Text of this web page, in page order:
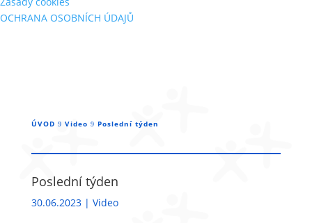
OCHRANA OSOBNÍCH ÚDAJŮ
ÚVOD 9 Video 9 Poslední týden
Poslední týden
30.06.2023| Video